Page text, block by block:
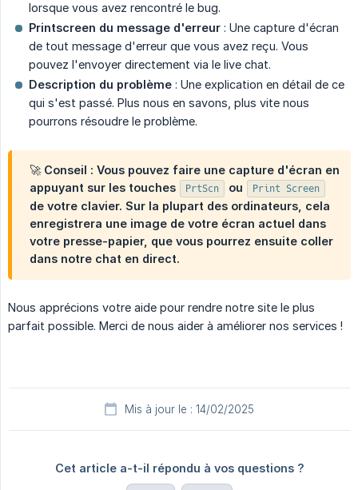
lorsque vous avez rencontré le bug.
Printscreen du message d'erreur : Une capture d'écran
de tout message d'erreur que vous avez reçu. Vous
pouvez l'envoyer directement via le live chat.
Description du problème : Une explication en détail de ce
qui s'est passé. Plus nous en savons, plus vite nous
pourrons résoudre le problème.
🚀 Conseil : Vous pouvez faire une capture d'écran en
appuyant sur les touches
PrtScn ou Print Screen
de votre clavier. Sur la plupart des ordinateurs, cela
enregistrera une image de votre écran actuel dans
votre presse-papier, que vous pourrez ensuite coller
dans notre chat en direct.
Nous apprécions votre aide pour rendre notre site le plus
parfait possible. Merci de nous aider à améliorer nos services !
Mis à jour le : 14/02/2025
Cet article a-t-il répondu à vos questions ?